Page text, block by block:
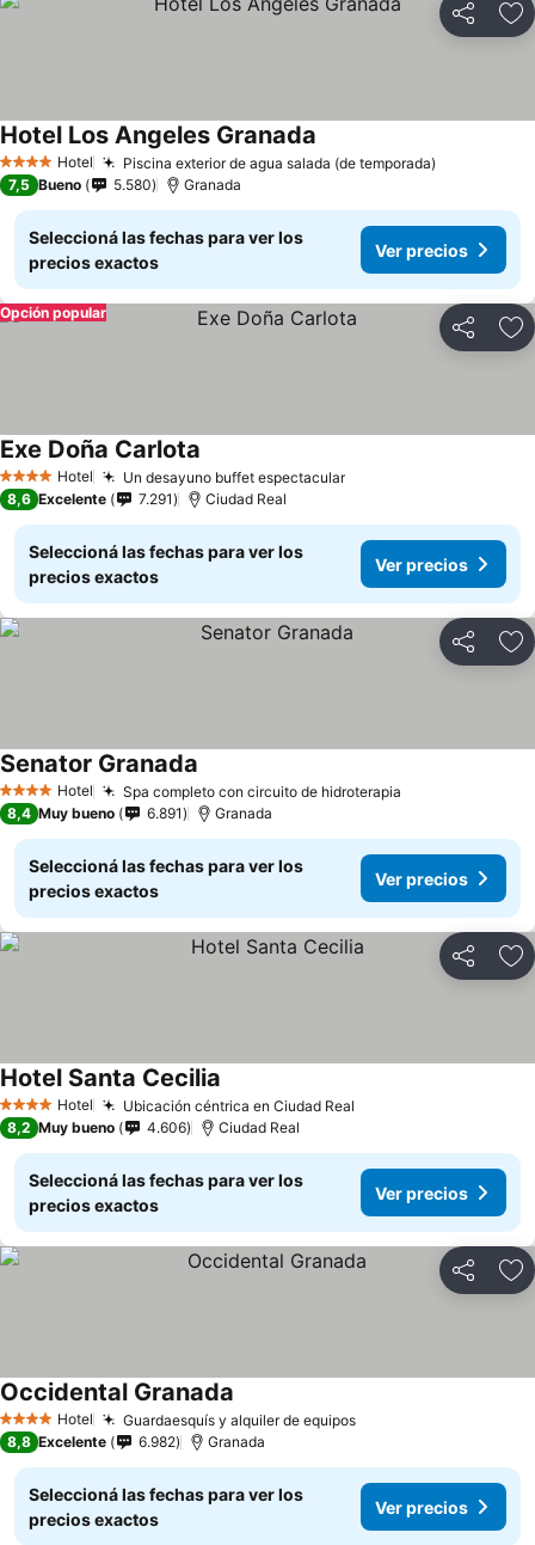
Compartir
4 EstrellasHotel Piscina exterior de agua salada (de temporada)
Hotel Los Angeles Granada
7,5 Bueno 5.580 Granada
Seleccioná las fechas para ver los
precios exactos
Ver precios
Compartir
Opción popular
4 EstrellasHotel Un desayuno buffet espectacular
Exe Doña Carlota
8,6 Excelente 7.291 Ciudad Real
Seleccioná las fechas para ver los
precios exactos
Ver precios
Compartir
4 EstrellasHotel Spa completo con circuito de hidroterapia
Senator Granada
8,4 Muy bueno 6.891 Granada
Seleccioná las fechas para ver los
precios exactos
Ver precios
Compartir
4 EstrellasHotel Ubicación céntrica en Ciudad Real
Hotel Santa Cecilia
8,2 Muy bueno 4.606 Ciudad Real
Seleccioná las fechas para ver los
precios exactos
Ver precios
Compartir
4 EstrellasHotel Guardaesquís y alquiler de equipos
Occidental Granada
8,8 Excelente 6.982 Granada
Seleccioná las fechas para ver los
precios exactos
Ver precios